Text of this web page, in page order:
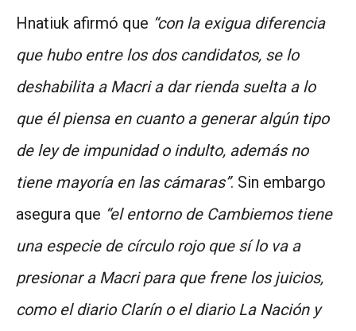
Hnatiuk afirmó que “con la exigua diferencia
que hubo entre los dos candidatos, se lo
deshabilita a Macri a dar rienda suelta a lo
que él piensa en cuanto a generar algún tipo
de ley de impunidad o indulto, además no
tiene mayoría en las cámaras”. Sin embargo
asegura que “el entorno de Cambiemos tiene
una especie de círculo rojo que sí lo va a
presionar a Macri para que frene los juicios,
como el diario Clarín o el diario La Nación y